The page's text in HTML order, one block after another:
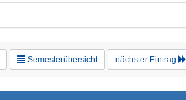
Semesterübersicht nächster Eintrag